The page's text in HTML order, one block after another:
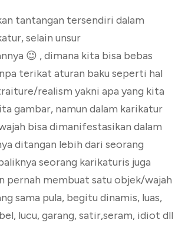
tantangan tersendiri dalam
selain unsur
😉 , dimana kita bisa bebas
terikat aturan baku seperti hal
realism yakni apa yang kita
gambar, namun dalam karikatur
bisa dimanifestasikan dalam
ditangan lebih dari seorang
seorang karikaturis juga
pernah membuat satu objek/wajah
sama pula, begitu dinamis, luas,
lucu, garang, satir,seram, idiot dll